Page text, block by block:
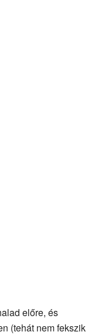
előre, és
(tehát nem fekszik